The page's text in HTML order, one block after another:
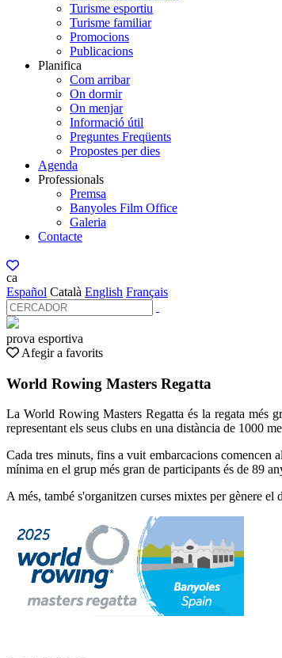
Turisme esportiu
Turisme familiar
Promocions
Publicacions
Planifica
Com arribar
On dormir
On menjar
Informació útil
Preguntes Freqüents
Propostes per dies
Agenda
Professionals
Premsa
Banyoles Film Office
Galeria
Contacte
ca
Español Català English Français
prova esportiva
Afegir a favorits
World Rowing Masters Regatta
La World Rowing Masters Regatta és la regata més
representant els seus clubs en una distància de 1000
Cada tres minuts, fins a vuit embarcacions comencen
mínima en el grup més gran de participants és de 89
A més, també s'organitzen curses mixtes per gènere el